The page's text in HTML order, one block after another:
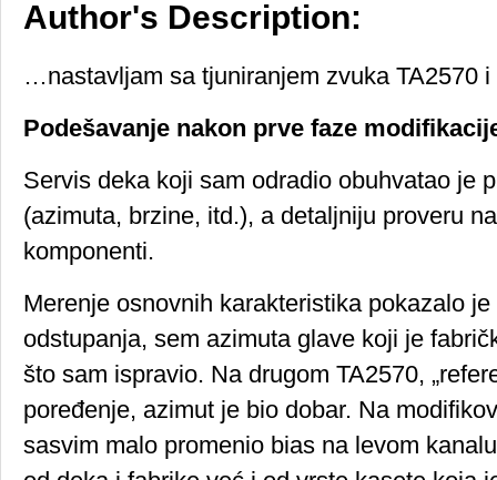
Author's Description:
…nastavljam sa tjuniranjem zvuka TA2570
Podešavanje nakon prve faze
Servis deka koji sam odradio obuhvatao je
(azimuta, brzine, itd.), a detaljniju proveru
komponenti.
Merenje osnovnih karakteristika pokazalo
odstupanja, sem azimuta glave koji je
što sam ispravio. Na drugom TA2570,
poređenje, azimut je bio dobar. Na
sasvim malo promenio bias na levom